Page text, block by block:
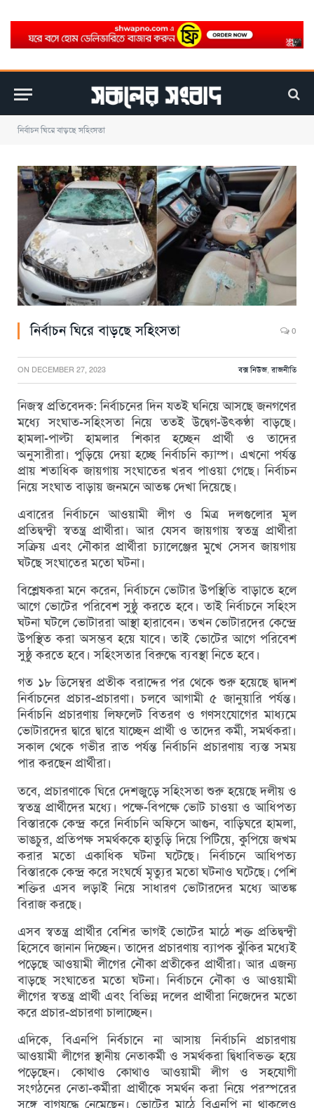
নির্বাচন ঘিরে বাড়ছে সহিংসতা
নির্বাচন ঘিরে বাড়ছে সহিংসতা 0
ON DECEMBER 27, 2023 বক্স নিউজ,রাজনীতি
নিজস্ব প্রতিবেদক: নির্বাচনের দিন যতই ঘনিয়ে আসছে জনগণের
মধ্যে সংঘাত-সহিংসতা নিয়ে ততই উদ্বেগ-উৎকণ্ঠা বাড়ছে।
হামলা-পাল্টা হামলার শিকার হচ্ছেন প্রার্থী ও তাদের
অনুসারীরা। পুড়িয়ে দেয়া হচ্ছে নির্বাচনি ক্যাম্প। এখনো পর্যন্ত
প্রায় শতাধিক জায়গায় সংঘাতের খরব পাওয়া গেছে। নির্বাচন
নিয়ে সংঘাত বাড়ায় জনমনে আতঙ্ক দেখা দিয়েছে।
এবারের নির্বাচনে আওয়ামী লীগ ও মিত্র দলগুলোর মূল
প্রতিদ্বন্দ্বী স্বতন্ত্র প্রার্থীরা। আর যেসব জায়গায় স্বতন্ত্র প্রার্থীরা
সক্রিয় এবং নৌকার প্রার্থীরা চ্যালেঞ্জের মুখে সেসব জায়গায়
ঘটছে সংঘাতের মতো ঘটনা।
বিশ্লেষকরা মনে করেন, নির্বাচনে ভোটার উপস্থিতি বাড়াতে হলে
আগে ভোটের পরিবেশ সুষ্ঠু করতে হবে। তাই নির্বাচনে সহিংস
ঘটনা ঘটলে ভোটাররা আস্থা হারাবেন। তখন ভোটারদের কেন্দ্রে
উপস্থিত করা অসম্ভব হয়ে যাবে। তাই ভোটের আগে পরিবেশ
সুষ্ঠু করতে হবে। সহিংসতার বিরুদ্ধে ব্যবস্থা নিতে হবে।
গত ১৮ ডিসেম্বর প্রতীক বরাদ্দের পর থেকে শুরু হয়েছে দ্বাদশ
নির্বাচনের প্রচার-প্রচারণা। চলবে আগামী ৫ জানুয়ারি পর্যন্ত।
নির্বাচনি প্রচারণায় লিফলেট বিতরণ ও গণসংযোগের মাধ্যমে
ভোটারদের দ্বারে দ্বারে যাচ্ছেন প্রার্থী ও তাদের কর্মী, সমর্থকরা।
সকাল থেকে গভীর রাত পর্যন্ত নির্বাচনি প্রচারণায় ব্যস্ত সময়
পার করছেন প্রার্থীরা।
তবে, প্রচারণাকে ঘিরে দেশজুড়ে সহিংসতা শুরু হয়েছে দলীয় ও
স্বতন্ত্র প্রার্থীদের মধ্যে। পক্ষে-বিপক্ষে ভোট চাওয়া ও আধিপত্য
বিস্তারকে কেন্দ্র করে নির্বাচনি অফিসে আগুন, বাড়িঘরে হামলা,
ভাঙচুর, প্রতিপক্ষ সমর্থককে হাতুড়ি দিয়ে পিটিয়ে, কুপিয়ে জখম
করার মতো একাধিক ঘটনা ঘটেছে। নির্বাচনে আধিপত্য
বিস্তারকে কেন্দ্র করে সংঘর্ষে মৃত্যুর মতো ঘটনাও ঘটেছে। পেশি
শক্তির এসব লড়াই নিয়ে সাধারণ ভোটারদের মধ্যে আতঙ্ক
বিরাজ করছে।
এসব স্বতন্ত্র প্রার্থীর বেশির ভাগই ভোটের মাঠে শক্ত প্রতিদ্বন্দ্বী
হিসেবে জানান দিচ্ছেন। তাদের প্রচারণায় ব্যাপক ঝুঁকির মধ্যেই
পড়েছে আওয়ামী লীগের নৌকা প্রতীকের প্রার্থীরা। আর এজন্য
বাড়ছে সংঘাতের মতো ঘটনা। নির্বাচনে নৌকা ও আওয়ামী
লীগের স্বতন্ত্র প্রার্থী এবং বিভিন্ন দলের প্রার্থীরা নিজেদের মতো
করে প্রচার-প্রচারণা চালাচ্ছেন।
এদিকে, বিএনপি নির্বচানে না আসায় নির্বাচনি প্রচারণায়
আওয়ামী লীগের স্থানীয় নেতাকর্মী ও সমর্থকরা দ্বিধাবিভক্ত হয়ে
পড়েছেন। কোথাও কোথাও আওয়ামী লীগ ও সহযোগী
সংগঠনের নেতা-কর্মীরা প্রার্থীকে সমর্থন করা নিয়ে পরস্পরের
সঙ্গে বাগযুদ্ধে নেমেছেন। ভোটের মাঠে বিএনপি না থাকলেও